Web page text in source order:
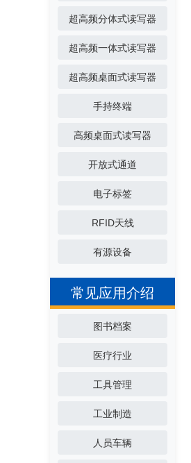
超高频分体式读写器
超高频一体式读写器
超高频桌面式读写器
手持终端
高频桌面式读写器
开放式通道
电子标签
RFID天线
有源设备
常见应用介绍
图书档案
医疗行业
工具管理
工业制造
人员车辆